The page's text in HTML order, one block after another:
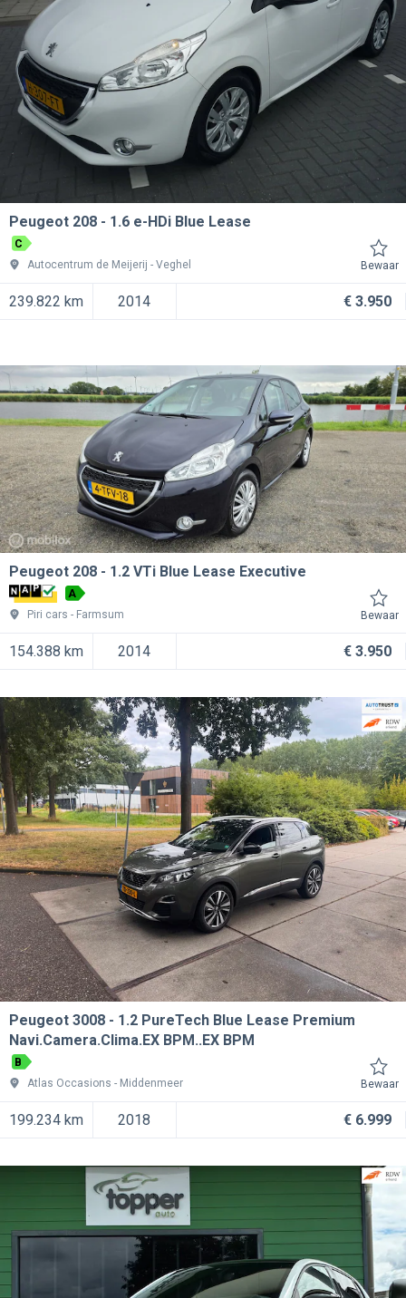
Peugeot 208 1.6 e-HDi Blue Lease
C
Autocentrum de Meijerij
Veghel Bewaar
239.822 km 2014 € 3.950
Peugeot 208 1.2 VTi Blue Lease Executive
A
Piri cars
Farmsum Bewaar
154.388 km 2014 € 3.950
Peugeot 3008
1.2 PureTech Blue Lease Premium
Navi.Camera.Clima.EX BPM..EX BPM
B
Atlas Occasions
Middenmeer Bewaar
199.234 km 2018 € 6.999